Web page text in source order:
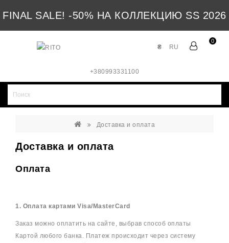
FINAL SALE! -50% НА КОЛЛЕКЦИЮ SS 2026
0
RU
₴
+380993331100
Доставка и оплата
Доставка и оплата
Оплата
1. Оплата картами Visa/MasterCard
Заказ можно оплатить на сайте, выбрав способ оплаты
Картой любого банка. Платеж происходит через систему